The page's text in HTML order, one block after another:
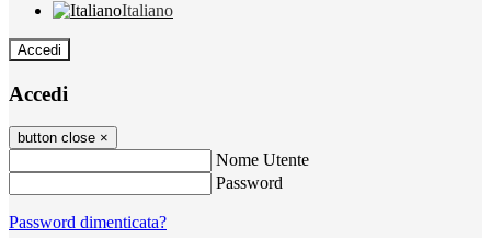
Italiano
Accedi
Accedi
button close ×
Nome Utente
Password
Password dimenticata?